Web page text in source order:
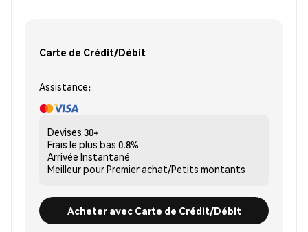
Carte de Crédit/Débit
Assistance:
Devises 30+
Frais le plus bas 0.8%
Arrivée Instantané
Meilleur pourPremier achat/Petits montants
Acheter avec Carte de Crédit/Débit